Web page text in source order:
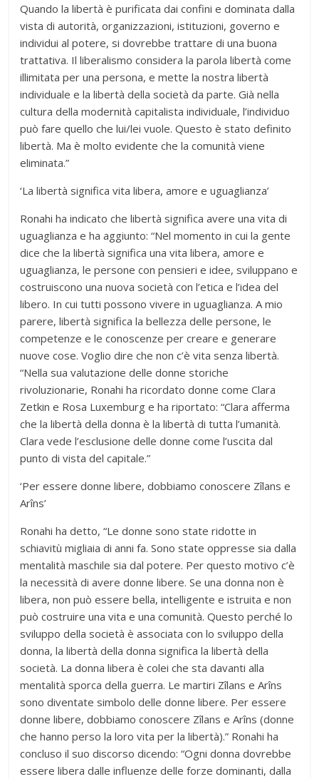
Quando la libertà è purificata dai confini e dominata dalla
vista di autorità, organizzazioni, istituzioni, governo e
individui al potere, si dovrebbe trattare di una buona
trattativa. Il liberalismo considera la parola libertà come
illimitata per una persona, e mette la nostra libertà
individuale e la libertà della società da parte. Già nella
cultura della modernità capitalista individuale, l’individuo
può fare quello che lui/lei vuole. Questo è stato definito
libertà. Ma è molto evidente che la comunità viene
eliminata.”
‘La libertà significa vita libera, amore e uguaglianza’
Ronahi ha indicato che libertà significa avere una vita di
uguaglianza e ha aggiunto: “Nel momento in cui la gente
dice che la libertà significa una vita libera, amore e
uguaglianza, le persone con pensieri e idee, sviluppano e
costruiscono una nuova società con l’etica e l’idea del
libero. In cui tutti possono vivere in uguaglianza. A mio
parere, libertà significa la bellezza delle persone, le
competenze e le conoscenze per creare e generare
nuove cose. Voglio dire che non c’è vita senza libertà.
“Nella sua valutazione delle donne storiche
rivoluzionarie, Ronahi ha ricordato donne come Clara
Zetkin e Rosa Luxemburg e ha riportato: “Clara afferma
che la libertà della donna è la libertà di tutta l’umanità.
Clara vede l’esclusione delle donne come l’uscita dal
punto di vista del capitale.”
‘Per essere donne libere, dobbiamo conoscere Zîlans e
Arîns’
Ronahi ha detto, “Le donne sono state ridotte in
schiavitù migliaia di anni fa. Sono state oppresse sia dalla
mentalità maschile sia dal potere. Per questo motivo c’è
la necessità di avere donne libere. Se una donna non è
libera, non può essere bella, intelligente e istruita e non
può costruire una vita e una comunità. Questo perché lo
sviluppo della società è associata con lo sviluppo della
donna, la libertà della donna significa la libertà della
società. La donna libera è colei che sta davanti alla
mentalità sporca della guerra. Le martiri Zîlans e Arîns
sono diventate simbolo delle donne libere. Per essere
donne libere, dobbiamo conoscere Zîlans e Arîns (donne
che hanno perso la loro vita per la libertà).” Ronahi ha
concluso il suo discorso dicendo: “Ogni donna dovrebbe
essere libera dalle influenze delle forze dominanti, dalla